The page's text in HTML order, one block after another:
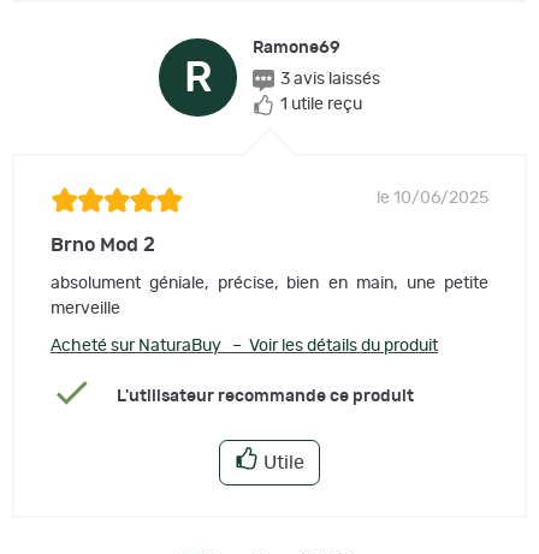
R
Ramone69
3 avis laissés
1 utile reçu
le 10/06/2025
Brno Mod 2
absolument géniale, précise, bien en main, une petite
merveille
Acheté sur NaturaBuy – Voir les détails du produit
L'utilisateur recommande ce produit
Utile